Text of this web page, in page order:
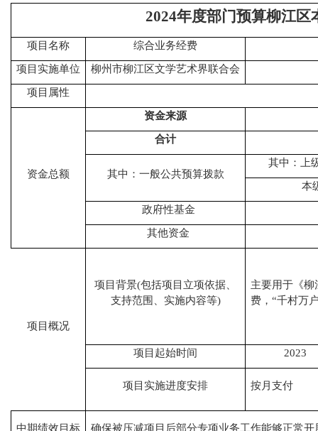
2024年度部门预算柳江
项目名称 综合业务经费
项目实施单位 柳州市柳江区文学艺术界联合会
项目属性
资金总额
资金来源
合计
其中：一般公共预算拨款
其中：上
本
政府性基金
其他资金
项目概况
项目背景(包括项目立项依据、
支持范围、实施内容等)
主要用于《
费， “千村万
项目起始时间 2023
项目实施进度安排 按月支付
中期绩效目标 确保被压减项目后部分专项业务工作能够正常开